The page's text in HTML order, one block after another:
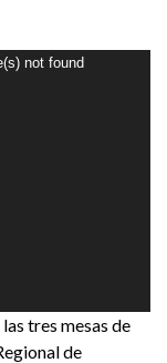
not found
tres mesas de
de